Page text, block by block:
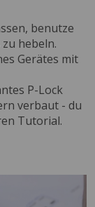
benutze
hebeln.
Gerätes mit
P-Lock
verbaut - du
Tutorial.